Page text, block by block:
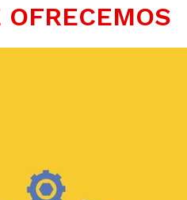
OFRECEMOS